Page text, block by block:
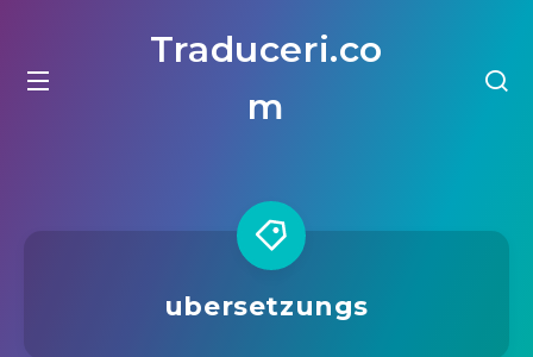
Traduceri.co
m
ubersetzungs